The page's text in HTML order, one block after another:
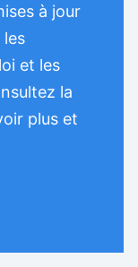
à jour
les
et les
la
plus et